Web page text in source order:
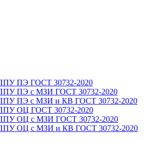
ПЭ ГОСТ 30732-2020
ППУ ПЭ с МЗИ ГОСТ 30732-2020
ППУ ПЭ с МЗИ и КВ ГОСТ 30732-2020
ОЦ ГОСТ 30732-2020
ППУ ОЦ с МЗИ ГОСТ 30732-2020
ППУ ОЦ с МЗИ и КВ ГОСТ 30732-2020